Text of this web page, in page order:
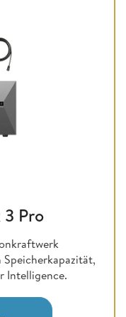
3 Pro
Speicherkapazität,
Intelligence.